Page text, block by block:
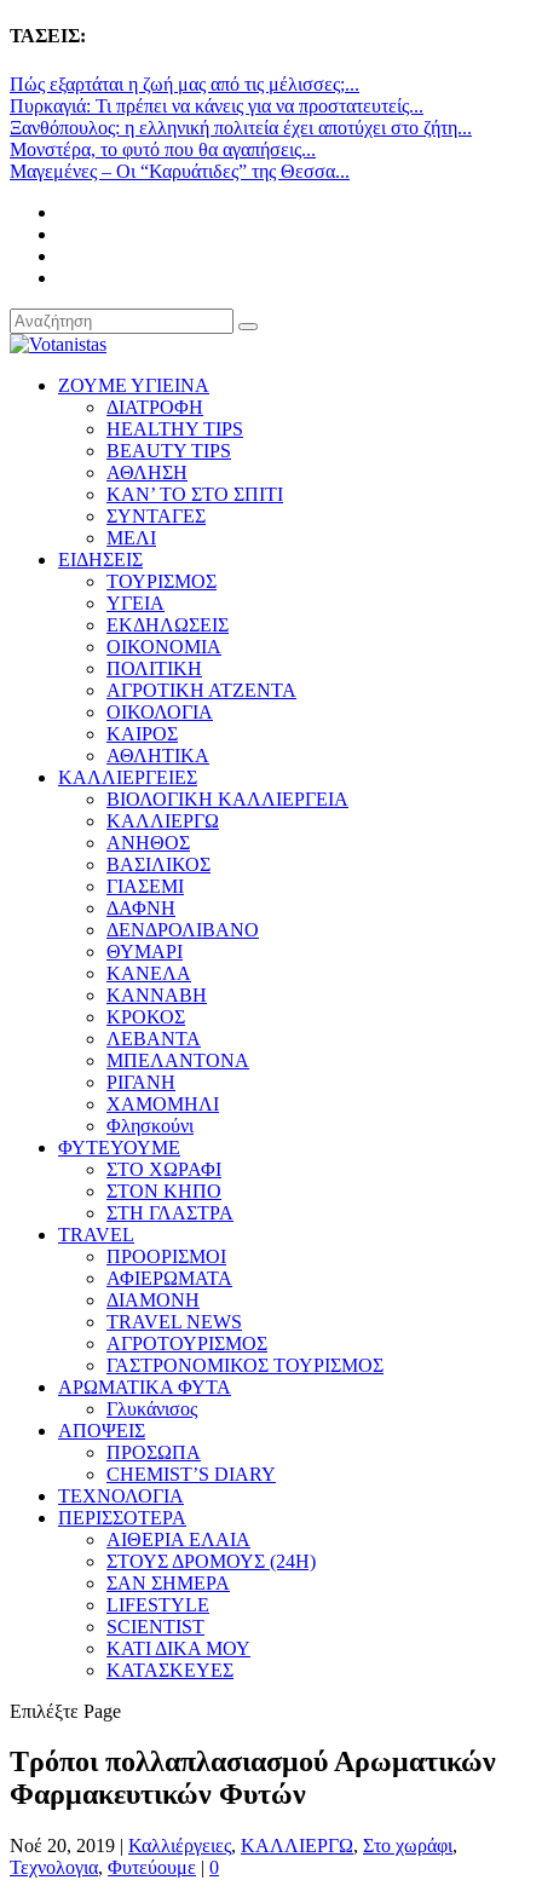
ΤΑΣΕΙΣ:
Πώς εξαρτάται η ζωή μας από τις μέλισσες;...
Πυρκαγιά: Τι πρέπει να κάνεις για να προστατευτείς...
Ξανθόπουλος: η ελληνική πολιτεία έχει αποτύχει στο ζήτη...
Μονστέρα, το φυτό που θα αγαπήσεις...
Μαγεμένες – Οι “Καρυάτιδες” της Θεσσα...
ΖΟΥΜΕ ΥΓΙΕΙΝΑ
ΔΙΑΤΡΟΦΗ
HEALTHY TIPS
BEAUTY TIPS
ΑΘΛΗΣΗ
ΚΑΝ’ ΤΟ ΣΤΟ ΣΠΙΤΙ
ΣΥΝΤΑΓΕΣ
ΜΕΛΙ
ΕΙΔΗΣΕΙΣ
ΤΟΥΡΙΣΜΟΣ
ΥΓΕΙΑ
ΕΚΔΗΛΩΣΕΙΣ
ΟΙΚΟΝΟΜΙΑ
ΠΟΛΙΤΙΚΗ
ΑΓΡΟΤΙΚΗ ΑΤΖΕΝΤΑ
ΟΙΚΟΛΟΓΙΑ
ΚΑΙΡΟΣ
ΑΘΛΗΤΙΚΑ
ΚΑΛΛΙΕΡΓΕΙΕΣ
ΒΙΟΛΟΓΙΚΗ ΚΑΛΛΙΕΡΓΕΙΑ
ΚΑΛΛΙΕΡΓΩ
ΑΝΗΘΟΣ
ΒΑΣΙΛΙΚΟΣ
ΓΙΑΣΕΜΙ
ΔΑΦΝΗ
ΔΕΝΔΡΟΛΙΒΑΝΟ
ΘΥΜΑΡΙ
ΚΑΝΕΛΑ
ΚΑΝΝΑΒΗ
ΚΡΟΚΟΣ
ΛΕΒΑΝΤΑ
ΜΠΕΛΑΝΤΟΝΑ
ΡΙΓΑΝΗ
ΧΑΜΟΜΗΛΙ
Φλησκούνι
ΦΥΤΕΥΟΥΜΕ
ΣΤΟ ΧΩΡΑΦΙ
ΣΤΟΝ ΚΗΠΟ
ΣΤΗ ΓΛΑΣΤΡΑ
TRAVEL
ΠΡΟΟΡΙΣΜΟΙ
ΑΦΙΕΡΩΜΑΤΑ
ΔΙΑΜΟΝΗ
TRAVEL NEWS
ΑΓΡΟΤΟΥΡΙΣΜΟΣ
ΓΑΣΤΡΟΝΟΜΙΚΟΣ ΤΟΥΡΙΣΜΟΣ
ΑΡΩΜΑΤΙΚΑ ΦΥΤΑ
Γλυκάνισος
ΑΠΟΨΕΙΣ
ΠΡΟΣΩΠΑ
CHEMIST’S DIARY
ΤΕΧΝΟΛΟΓΙΑ
ΠΕΡΙΣΣΟΤΕΡΑ
ΑΙΘΕΡΙΑ ΕΛΑΙΑ
ΣΤΟΥΣ ΔΡΟΜΟΥΣ (24H)
ΣΑΝ ΣΗΜΕΡΑ
LIFESTYLE
SCIENTIST
ΚΑΤΙ ΔΙΚΑ ΜΟΥ
ΚΑΤΑΣΚΕΥΕΣ
Επιλέξτε Page
Τρόποι πολλαπλασιασμού Αρωματικών
Φαρμακευτικών Φυτών
Νοέ 20, 2019 | Καλλιέργειες, ΚΑΛΛΙΕΡΓΩ, Στο χωράφι,
Τεχνολογια, Φυτεύουμε | 0